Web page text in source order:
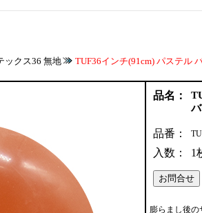
ックス36 無地 TUF36インチ(91cm) パステル
品名：
品番：
入数： 1
膨らまし後